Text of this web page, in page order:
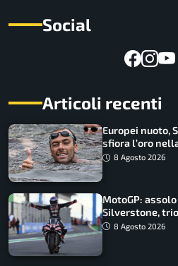
Social
Articoli recenti
Europei nuoto,
sfiora l’oro
urlo, il bilancio
8 Agosto 2026
MotoGP:
Silverstone,
8 Agosto 2026